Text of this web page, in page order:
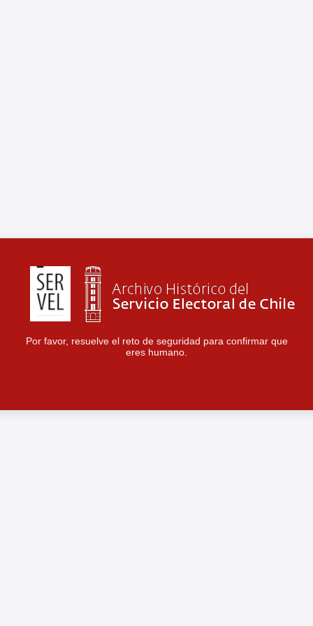
Por favor, resuelve el reto de seguridad para confirmar que
eres humano.